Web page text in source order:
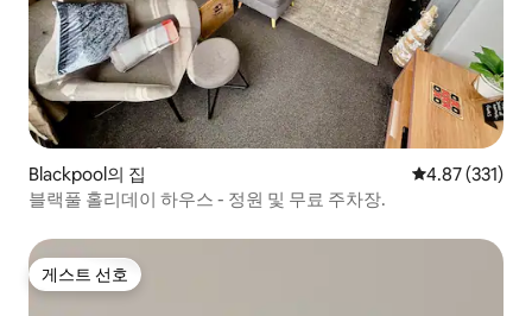
Blackpool의 집 평점 4.87점(5
4.87 (331)
블랙풀 홀리데이 하우스 - 정원 및 무료 주차장.
게스트 선호
게스트 선호